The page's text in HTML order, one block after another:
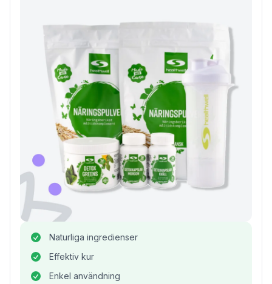
Naturliga ingredienser
Effektiv kur
Enkel användning